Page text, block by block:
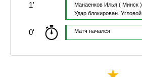
1'
Манаенков Илья( Минск )
Удар блокирован. Угловой.
0' Матч начался